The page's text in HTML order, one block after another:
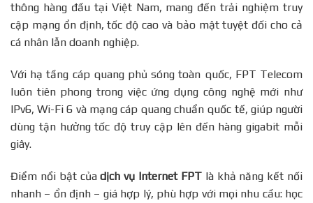
thông hàng đầu tại Việt Nam, mang đến trải nghiệm truy
cập mạng ổn định, tốc độ cao và bảo mật tuyệt đối cho cả
cá nhân lẫn doanh nghiệp.
Với hạ tầng cáp quang phủ sóng toàn quốc, FPT Telecom
luôn tiên phong trong việc ứng dụng công nghệ mới như
IPv6, Wi-Fi 6 và mạng cáp quang chuẩn quốc tế, giúp người
dùng tận hưởng tốc độ truy cập lên đến hàng gigabit mỗi
giây.
Điểm nổi bật củadịch vụ Internet FPTlà khả năng kết nối
nhanh – ổn định – giá hợp lý, phù hợp với mọi nhu cầu: học